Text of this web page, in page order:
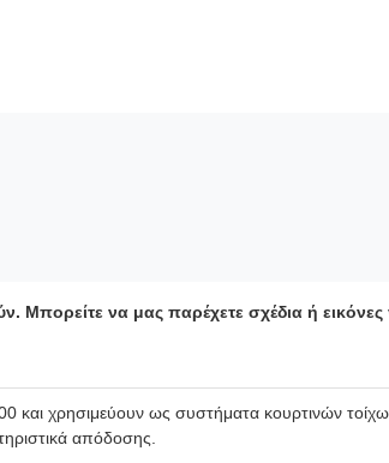
Μπορείτε να μας παρέχετε σχέδια ή
και χρησιμεύουν ως συστήματα κουρτινών
απόδοσης.